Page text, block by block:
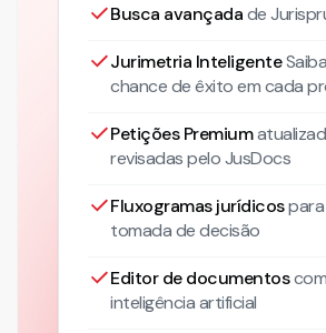
Busca avançadade
Jurimetria Inteligente
chance de êxito em cada
Petições Premium
revisadas pelo JusDocs
Fluxogramas jurídicospara
tomada de decisão
Editor de documentoscom
inteligência artificial